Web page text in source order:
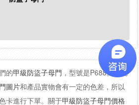
的甲級防盜子母門 ，型號是P688。您現
圖片和產品實物會有一定的色差，所以
卡進行下單。關于甲級防盜子母門價格